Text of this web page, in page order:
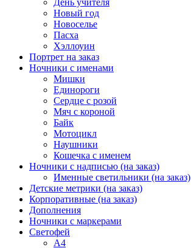
Новый год
Новоселье
Пасха
Хэллоуин
Портрет на заказ
Ночники с именами
Мишки
Единороги
Сердце с розой
Мяч с короной
Байк
Мотоцикл
Наушники
Кошечка с именем
Ночники с надписью (на заказ)
Именные светильники (на заказ)
Детские метрики (на заказ)
Корпоративные (на заказ)
Дополнения
Ночники с маркерами
Светофей
А4